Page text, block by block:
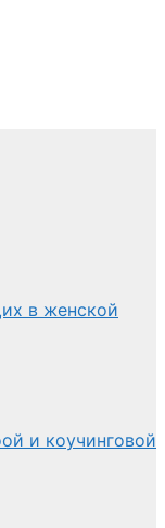
в женской
и коучинговой